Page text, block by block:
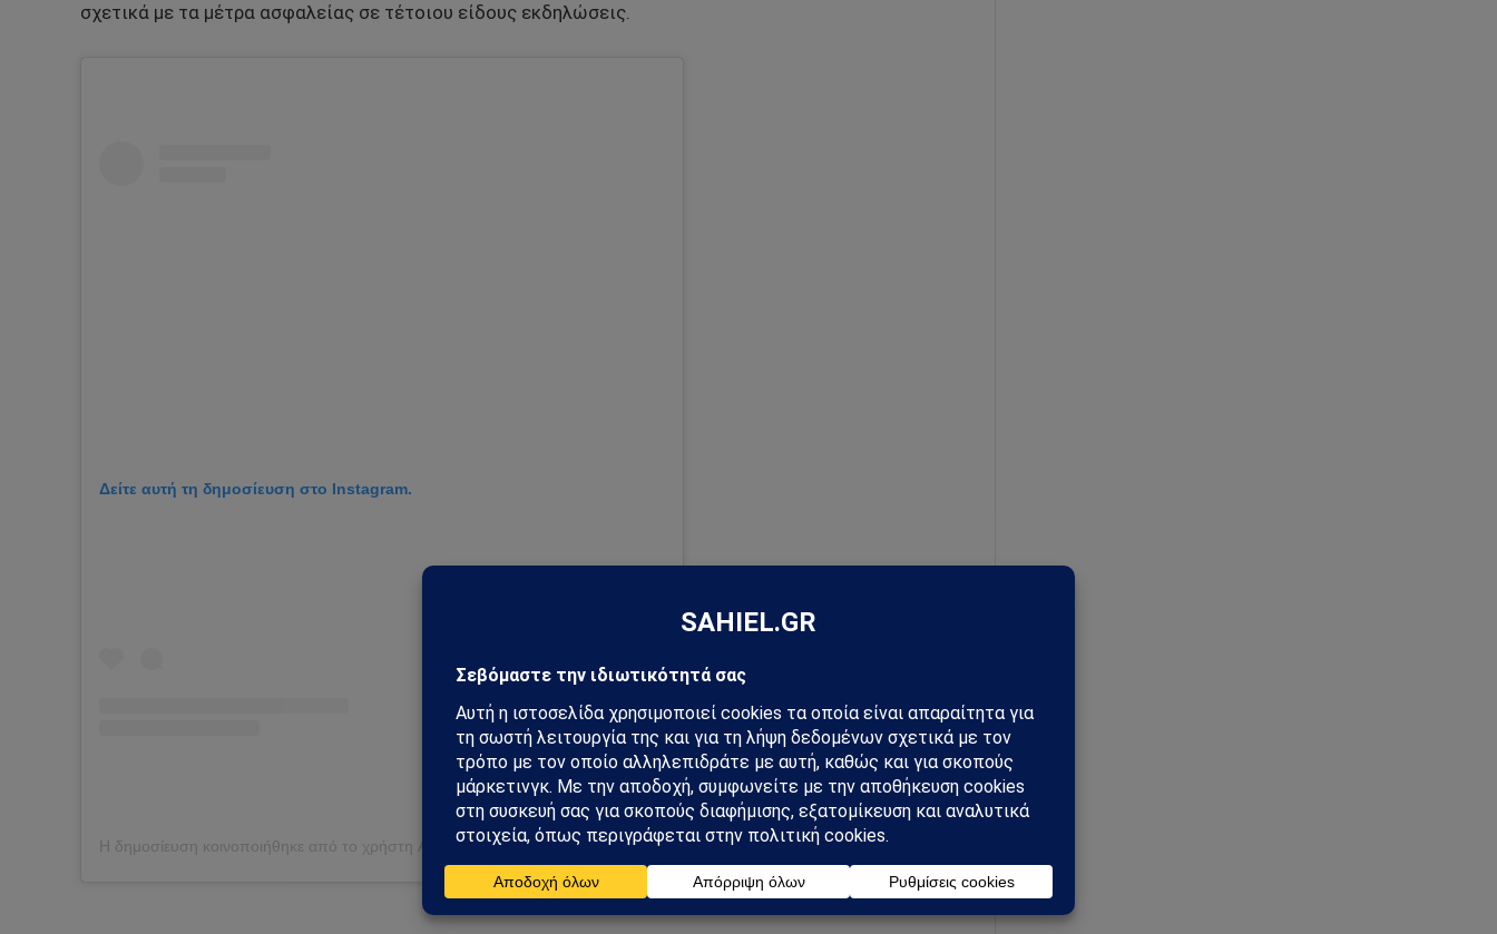
σχετικά με τα μέτρα ασφαλείας σε τέτοιου είδους εκδηλώσεις.
Δείτε αυτή τη δημοσίευση στο Instagram.
Η δημοσίευση κοινοποιήθηκε από το χρήστη Al Jazeera English (@aljazeeraenglish)